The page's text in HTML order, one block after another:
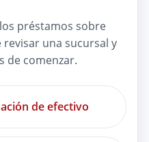
préstamos sobre
una sucursal y
de comenzar.
de efectivo